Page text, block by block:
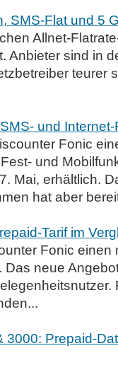
SMS-Flat und 5
Allnet-
Anbieter sind in
teurer
und
Fonic
und
Mai, erhältlich.
hat aber
Tarif im
Fonic einen
neue
3000: Prepaid-